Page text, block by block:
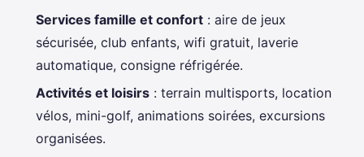
Services famille et confort : aire de jeux
sécurisée, club enfants, wifi gratuit, laverie
automatique, consigne réfrigérée.
Activités et loisirs : terrain multisports, location
vélos, mini-golf, animations soirées, excursions
organisées.